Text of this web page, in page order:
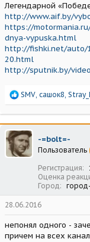
Легендарной
http://www.aif.by/
https://
dnya-vypuska.html
http://fishki.net/auto/
20.html
http://sputnik.by/
Р
а
к
ц
и
и
SMV, сашок8,
-=bolt=-
Пользователь
Регистрация
Оценка
Город
28.06.2016
непонял одного -
причем на всех